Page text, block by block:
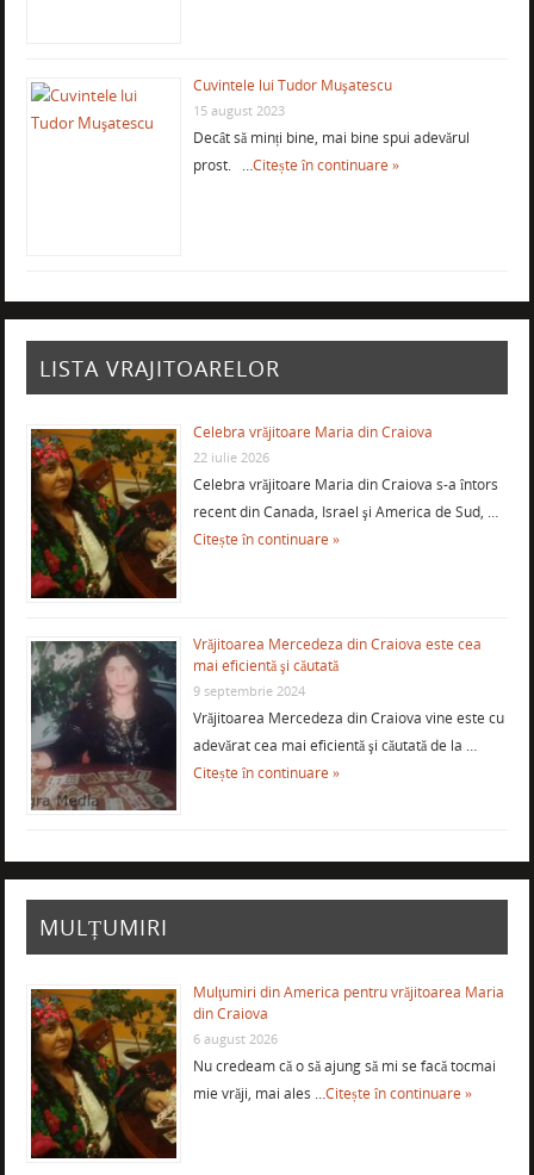
Cuvintele lui Tudor Muşatescu
15 august 2023
Decât să minți bine, mai bine spui adevărul
prost. …Citește în continuare »
LISTA VRAJITOARELOR
Celebra vrăjitoare Maria din Craiova
22 iulie 2026
Celebra vrăjitoare Maria din Craiova s-a întors
recent din Canada, Israel şi America de Sud, …
Citește în continuare »
Vrăjitoarea Mercedeza din Craiova este cea
mai eficientă şi căutată
9 septembrie 2024
Vrăjitoarea Mercedeza din Craiova vine este cu
adevărat cea mai eficientă şi căutată de la …
Citește în continuare »
MULȚUMIRI
Mulţumiri din America pentru vrăjitoarea Maria
din Craiova
6 august 2026
Nu credeam că o să ajung să mi se facă tocmai
mie vrăji, mai ales …Citește în continuare »